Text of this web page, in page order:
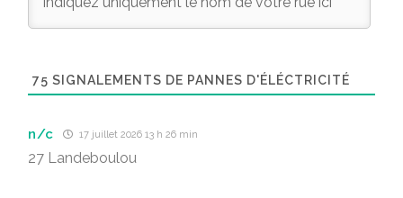
75 SIGNALEMENTS DE PANNES D'ÉLÉCTRICITÉ
n/c 17 juillet 2026 13 h 26 min
27 Landeboulou